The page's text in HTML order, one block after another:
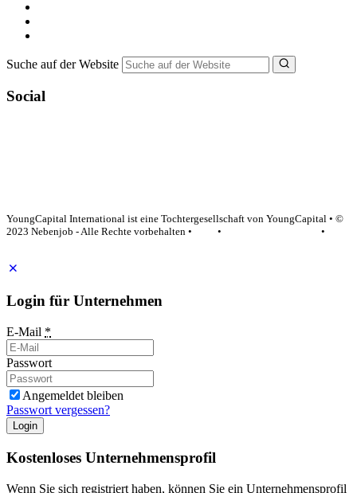
Suche auf der Website
Social
YoungCapital International ist eine Tochtergesellschaft von YoungCapital • ©
2023 Nebenjob - Alle Rechte vorbehalten •
•
•
Login für Unternehmen
E-Mail *
Passwort
Angemeldet bleiben
Passwort vergessen?
Login
Kostenloses Unternehmensprofil
Wenn Sie sich registriert haben, können Sie ein Unternehmensprofil